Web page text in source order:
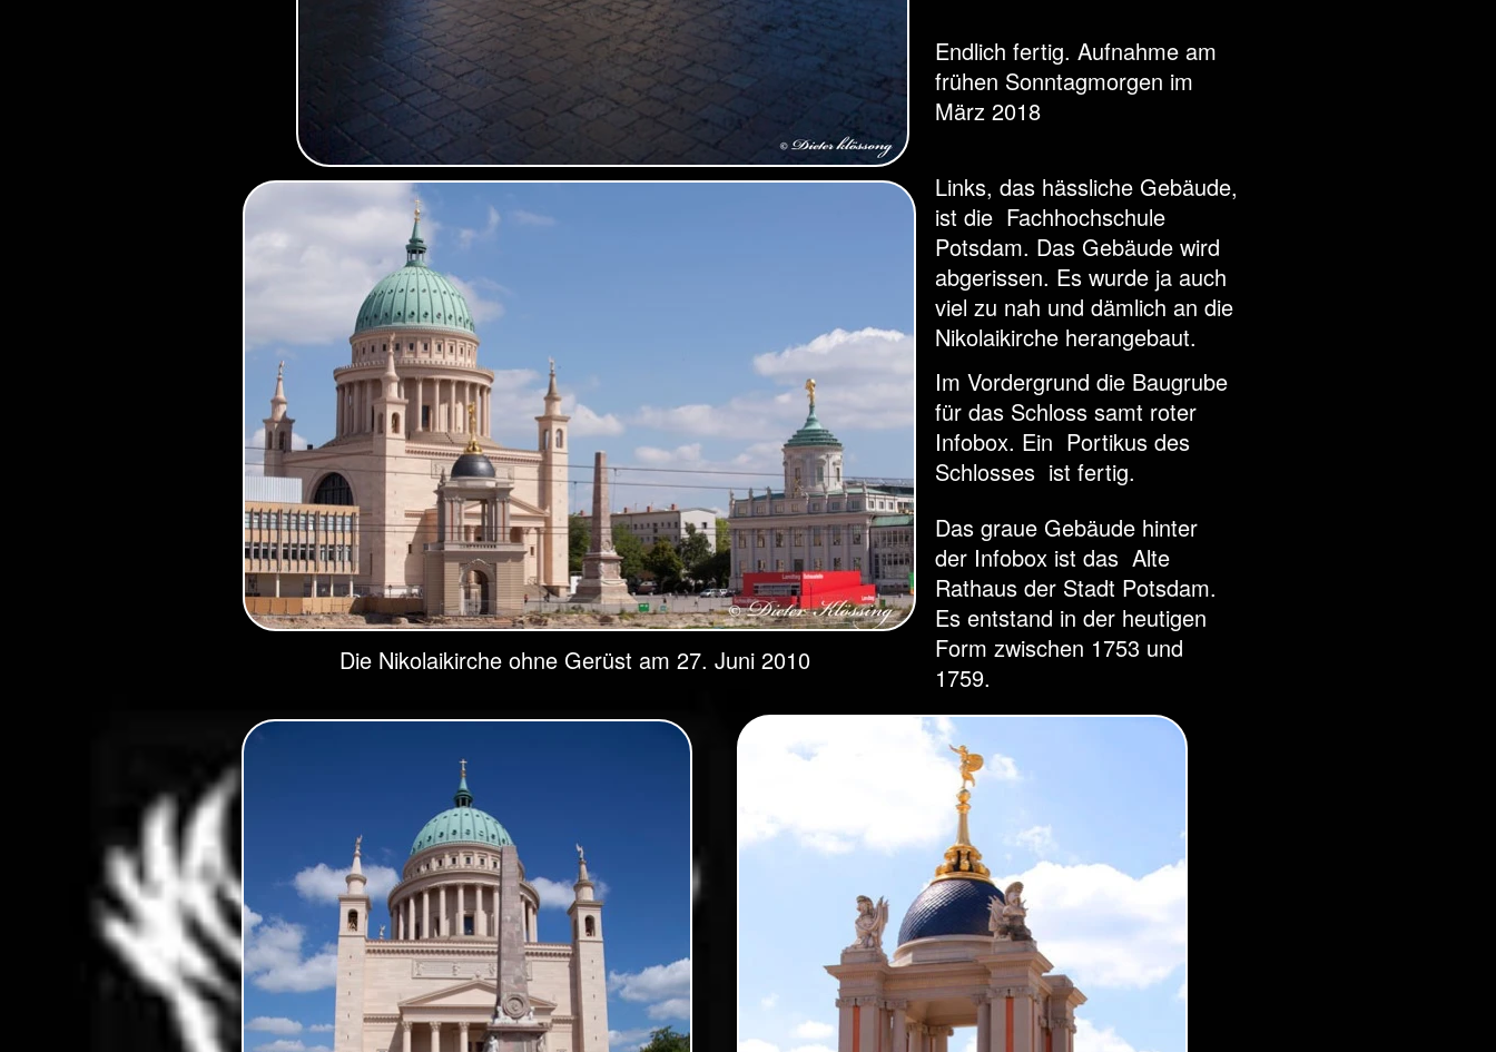
Endlich fertig. Aufnahme am
frühen Sonntagmorgen im
März 2018
Die Nikolaikirche ohne Gerüst am 27. Juni 2010
Links, das hässliche Gebäude,
ist die Fachhochschule
Potsdam. Das Gebäude wird
abgerissen. Es wurde ja auch
viel zu nah und dämlich an die
Nikolaikirche herangebaut.
Im Vordergrund die Baugrube
für das Schloss samt roter
Infobox. Ein Portikus des
Schlosses ist fertig.
Das graue Gebäude hinter
der Infobox ist das Alte
Rathaus der Stadt Potsdam.
Es entstand in der heutigen
Form zwischen 1753 und
1759.